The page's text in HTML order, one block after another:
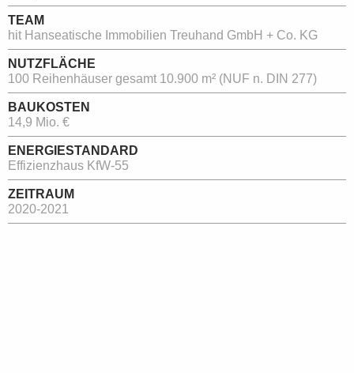
TEAM
hit Hanseatische Immobilien Treuhand GmbH + Co. KG
NUTZFLÄCHE
100 Reihenhäuser gesamt 10.900 m² (NUF n. DIN 277)
BAUKOSTEN
14,9 Mio. €
ENERGIESTANDARD
Effizienzhaus KfW-55
ZEITRAUM
2020-2021